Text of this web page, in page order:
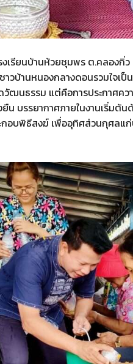
งเรียนบ้านห้วยชุมพร ต.คลองกิ่
วบ้านหนองกลางดอนรวมใจเป็
วัฒนธรรม แต่คือการประกาศคว
บรรยากาศภายในงานเริ่มต้
กอบพิธีสงฆ์ เพื่ออุทิศส่วนกุศล